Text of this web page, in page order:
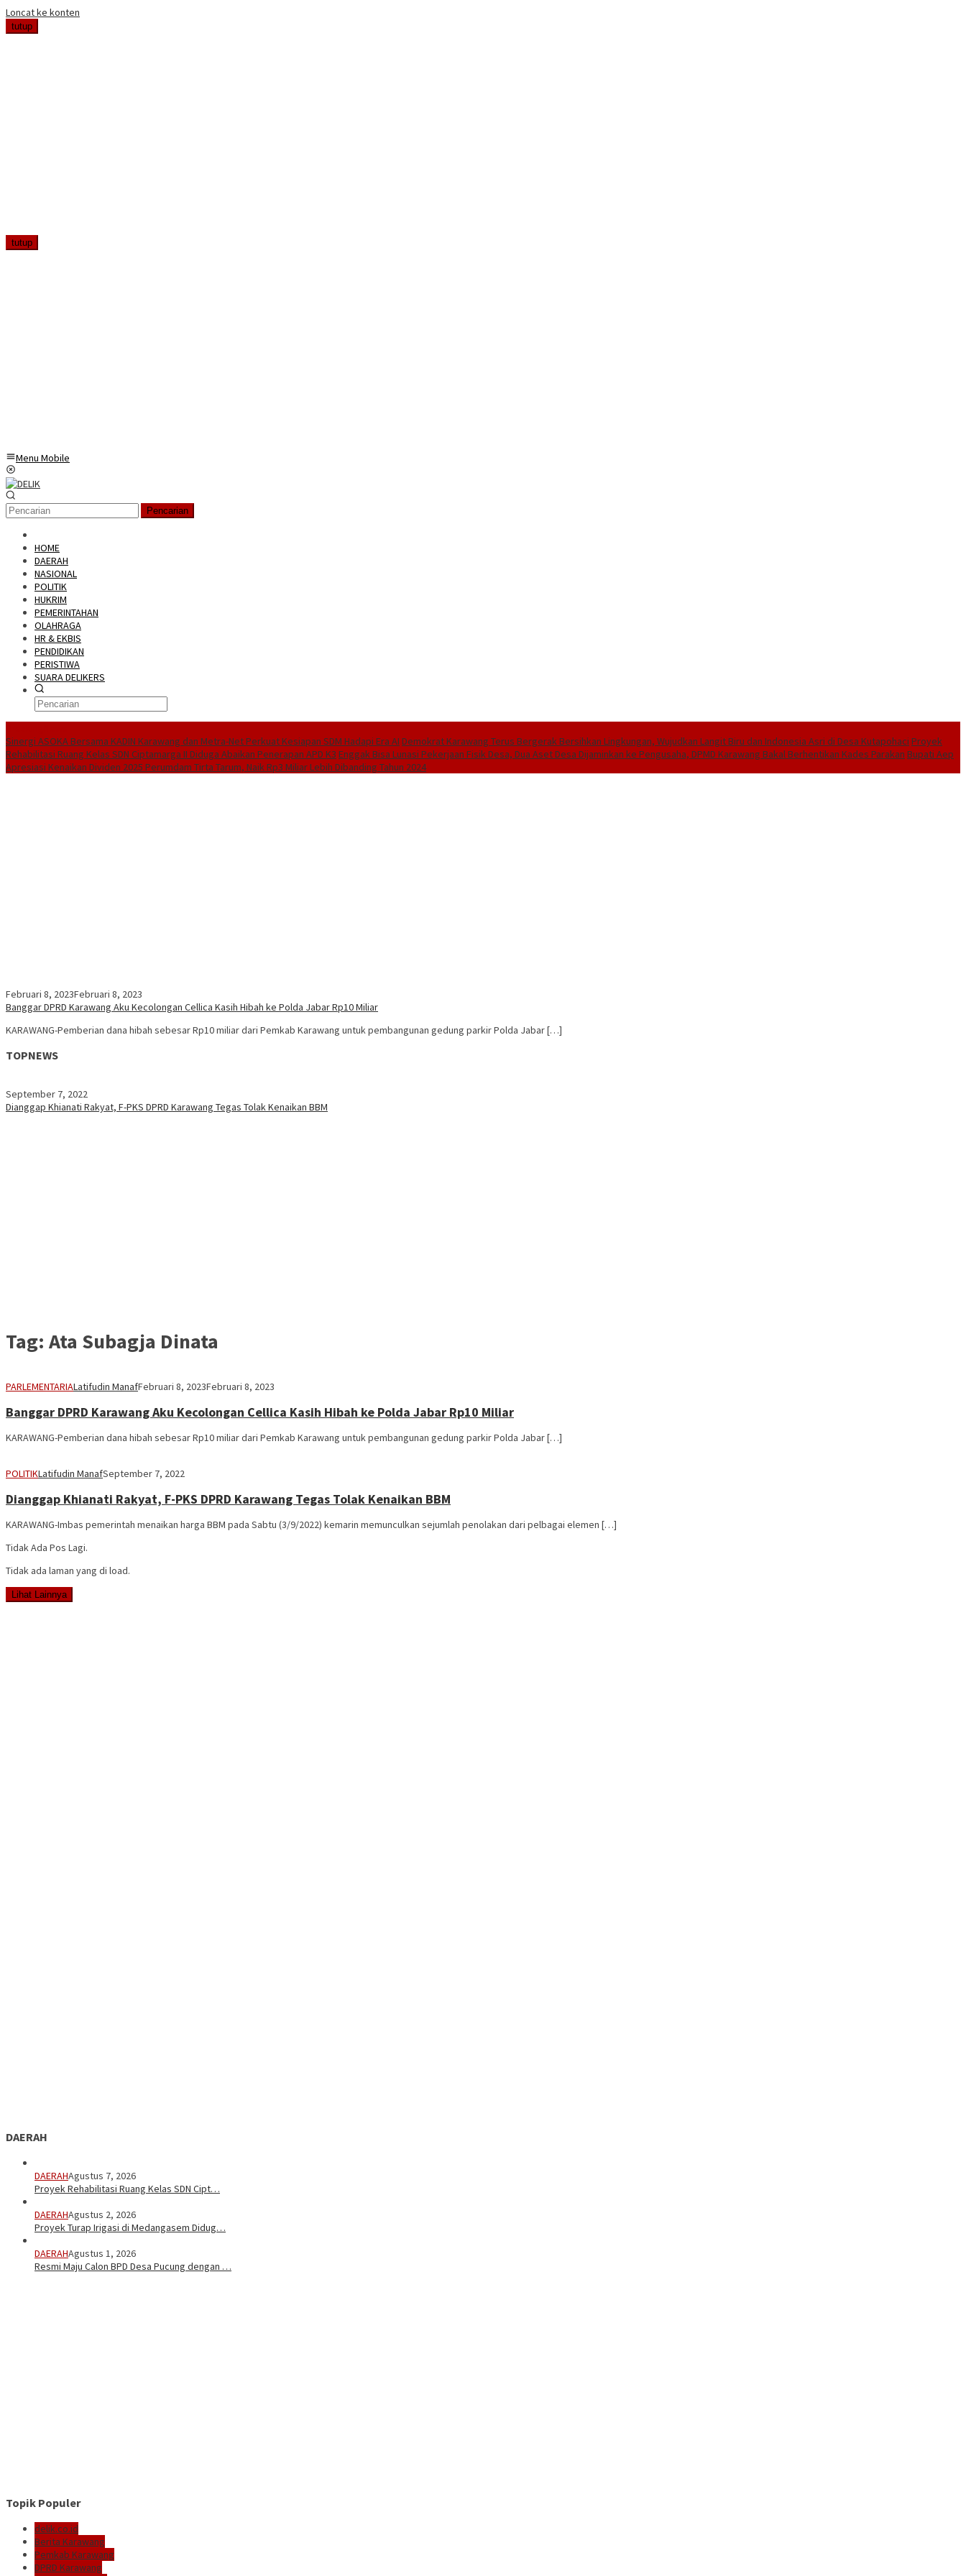
Loncat ke konten
tutup
tutup
Menu Mobile
Pencarian
HOME
DAERAH
NASIONAL
POLITIK
HUKRIM
PEMERINTAHAN
OLAHRAGA
HR & EKBIS
PENDIDIKAN
PERISTIWA
SUARA DELIKERS
Sinergi ASOKA Bersama KADIN Karawang dan Metra-Net Perkuat Kesiapan SDM Hadapi Era AI Demokrat Karawang Terus Bergerak Bersihkan Lingkungan, Wujudkan Langit Biru dan Indonesia Asri di Desa Kutapohaci Proyek
Rehabilitasi Ruang Kelas SDN Ciptamarga II Diduga Abaikan Penerapan APD K3 Enggak Bisa Lunasi Pekerjaan Fisik Desa, Dua Aset Desa Dijaminkan ke Pengusaha, DPMD Karawang Bakal Berhentikan Kades Parakan Bupati Aep
Apresiasi Kenaikan Dividen 2025 Perumdam Tirta Tarum, Naik Rp3 Miliar Lebih Dibanding Tahun 2024
Februari 8, 2023Februari 8, 2023
Banggar DPRD Karawang Aku Kecolongan Cellica Kasih Hibah ke Polda Jabar Rp10 Miliar
KARAWANG-Pemberian dana hibah sebesar Rp10 miliar dari Pemkab Karawang untuk pembangunan gedung parkir Polda Jabar […]
TOPNEWS
September 7, 2022
Dianggap Khianati Rakyat, F-PKS DPRD Karawang Tegas Tolak Kenaikan BBM
Tag: Ata Subagja Dinata
PARLEMENTARIALatifudin ManafFebruari 8, 2023Februari 8, 2023
Banggar DPRD Karawang Aku Kecolongan Cellica Kasih Hibah ke Polda Jabar Rp10 Miliar
KARAWANG-Pemberian dana hibah sebesar Rp10 miliar dari Pemkab Karawang untuk pembangunan gedung parkir Polda Jabar […]
POLITIKLatifudin ManafSeptember 7, 2022
Dianggap Khianati Rakyat, F-PKS DPRD Karawang Tegas Tolak Kenaikan BBM
KARAWANG-Imbas pemerintah menaikan harga BBM pada Sabtu (3/9/2022) kemarin memunculkan sejumlah penolakan dari pelbagai elemen […]
Tidak Ada Pos Lagi.
Tidak ada laman yang di load.
Lihat Lainnya
DAERAH
DAERAHAgustus 7, 2026
Proyek Rehabilitasi Ruang Kelas SDN Cipt…
DAERAHAgustus 2, 2026
Proyek Turap Irigasi di Medangasem Didug…
DAERAHAgustus 1, 2026
Resmi Maju Calon BPD Desa Pucung dengan …
Topik Populer
delik.co.id
Berita Karawang
Pemkab Karawang
DPRD Karawang